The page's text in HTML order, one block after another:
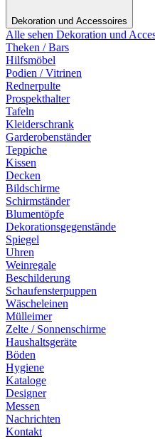
Dekoration und Accessoires
Alle sehen Dekoration und
Theken / Bars
Hilfsmöbel
Podien / Vitrinen
Rednerpulte
Prospekthalter
Tafeln
Kleiderschrank
Garderobenständer
Teppiche
Kissen
Decken
Bildschirme
Schirmständer
Blumentöpfe
Dekorationsgegenstände
Spiegel
Uhren
Weinregale
Beschilderung
Schaufensterpuppen
Wäscheleinen
Mülleimer
Zelte / Sonnenschirme
Haushaltsgeräte
Böden
Hygiene
Kataloge
Designer
Messen
Nachrichten
Kontakt